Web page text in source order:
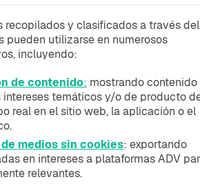
recopilados y clasificados a través del
pueden utilizarse en numerosos
incluyendo:
de contenido: mostrando contenido
intereses temáticos y/o de producto
real en el sitio web, la aplicación o el
medios sin cookies: exportando
en intereses a plataformas ADV
relevantes.